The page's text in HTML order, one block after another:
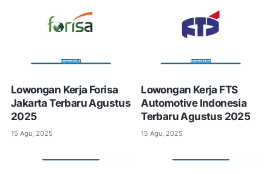
Lowongan Kerja Forisa
Jakarta Terbaru Agustus
2025
15 Agu, 2025
Lowongan Kerja FTS
Automotive Indonesia
Terbaru Agustus 2025
15 Agu, 2025